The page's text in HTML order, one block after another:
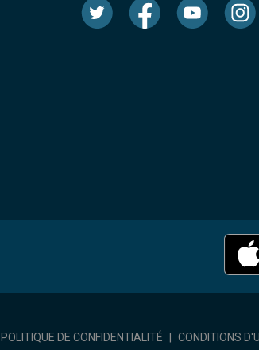
POLITIQUE DE CONFIDENTIALITÉ | CONDITIONS